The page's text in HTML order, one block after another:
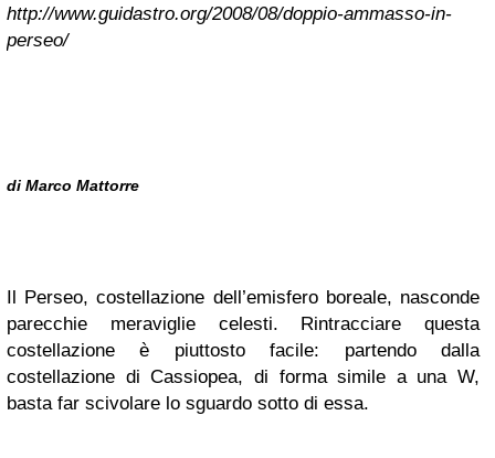
http://www.guidastro.org/2008/08/doppio-ammasso-in-
perseo/
di Marco Mattorre
Il Perseo, costellazione dell’emisfero boreale, nasconde
parecchie meraviglie celesti. Rintracciare questa
costellazione è piuttosto facile: partendo dalla
costellazione di Cassiopea, di forma simile a una W,
basta far scivolare lo sguardo sotto di essa.